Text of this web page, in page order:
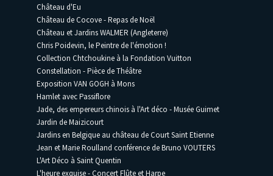
Château d'Eu
Château de Cocove - Repas de Noël
Château et Jardins WALMER (Angleterre)
Chris Poidevin, le Peintre de l'émotion !
Collection Chtchoukine à la Fondation Vuitton
Constellation - Pièce de Théâtre
Exposition VAN GOGH à Mons
Hamlet avec Passiflore
Jade, des empereurs chinois à l'Art déco - Musée Guimet
Jardin de Maizicourt
Jardins en Belgique au château de Court Saint Etienne
Jean et Marie Roulland conférence de Bruno VOUTERS
L'Art Déco à Saint Quentin
L'heure exquise - Concert Flûte et Harpe